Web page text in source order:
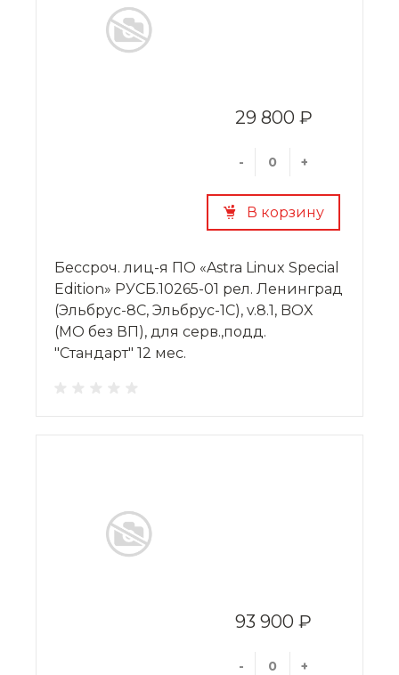
29 800 ₽
- +
В корзину
Бессроч. лиц-я ПО «Astra Linux Special
Edition» РУСБ.10265-01 рел. Ленинград
(Эльбрус-8С, Эльбрус-1С), v.8.1, BOX
(МО без ВП), для серв.,подд.
"Стандарт" 12 мес.
93 900 ₽
- +